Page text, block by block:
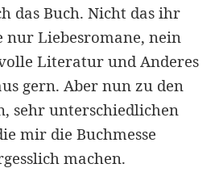
das Buch. Nicht das ihr
nur Liebesromane, nein
Literatur und Anderes
gern. Aber nun zu den
sehr unterschiedlichen
mir die Buchmesse
machen.